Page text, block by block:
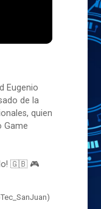
Eugenio
de la
quien
Game
🇬🇧 🎮